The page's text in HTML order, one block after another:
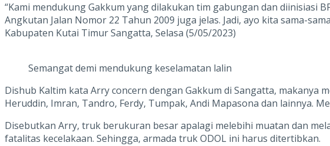
“Kami mendukung Gakkum yang dilakukan tim gabungan dan diinisiasi
Angkutan Jalan Nomor 22 Tahun 2009 juga jelas. Jadi, ayo kita sama-
Kabupaten Kutai Timur Sangatta, Selasa (5/05/2023)
Semangat demi mendukung keselamatan lalin
Dishub Kaltim kata Arry concern dengan Gakkum di Sangatta,
Heruddin, Imran, Tandro, Ferdy, Tumpak, Andi Mapasona dan lainnya.
Disebutkan Arry, truk berukuran besar apalagi melebihi muatan dan
fatalitas kecelakaan. Sehingga, armada truk ODOL ini harus ditertibkan.